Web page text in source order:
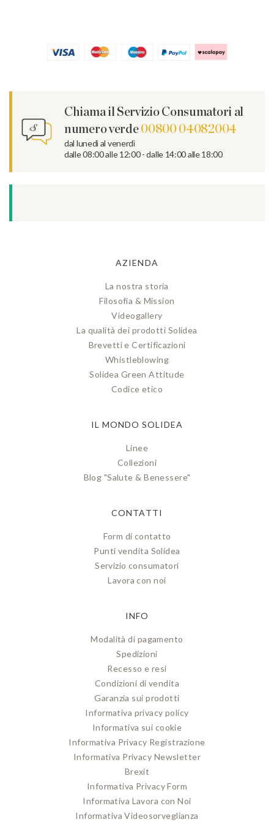
Chiama il Servizio Consumatori al
numero verde 00800 04082004
dal lunedì al venerdì
dalle 08:00 alle 12:00 - dalle 14:00 alle 18:00
AZIENDA
La nostra storia
Filosofia & Mission
Videogallery
La qualità dei prodotti Solidea
Brevetti e Certificazioni
Whistleblowing
Solidea Green Attitude
Codice etico
IL MONDO SOLIDEA
Linee
Collezioni
Blog "Salute & Benessere"
CONTATTI
Form di contatto
Punti vendita Solidea
Servizio consumatori
Lavora con noi
INFO
Modalità di pagamento
Spedizioni
Recesso e resi
Condizioni di vendita
Garanzia sui prodotti
Informativa privacy policy
Informativa sui cookie
Informativa Privacy Registrazione
Informativa Privacy Newsletter
Brexit
Informativa Privacy Form
Informativa Lavora con Noi
Informativa Videosorveglianza